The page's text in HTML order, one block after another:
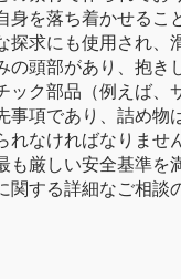
を落ち着かせる
求にも使用され
の頭部があり、抱
ク部品（例えば
項であり、詰め
なければなりま
厳しい安全基準
する詳細なご相談